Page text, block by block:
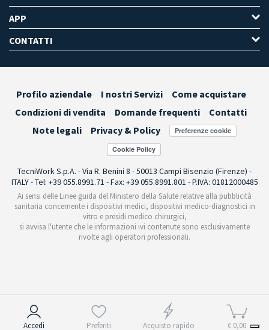
Accedi Preferiti Acquisto rapido € 0,00
APP
CONTATTI
Profilo aziendale I nostri Servizi
Come acquistare
Condizioni di vendita
Domande frequenti
Contatti
Note legali
Privacy & Policy Preferenze cookie
TecniWork S.p.A. - Via R. Benini 8 - 50013 Campi Bisenzio (Firenze) -
ITALY - Tel: +39 055.8991.71 - Fax: +39 055.8991.801 - P.IVA: 01812000485
Ai sensi delle Linee guida del Ministero della Salute relative alla pubblicità
sanitaria concernente i dispositivi medici, dispositivi medico-diagnostici in
vitro e presidi medico chirurgici,
si avvisa l'utente che le informazioni ivi contenute sono esclusivamente
rivolte agli operatori professionali.
Informativa sulla raccolta